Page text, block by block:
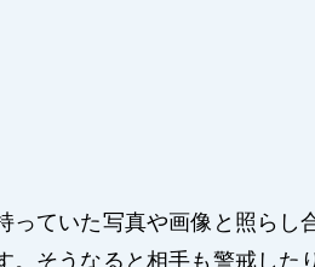
ていた写真や画像と照らし
そうなると相手も警戒した